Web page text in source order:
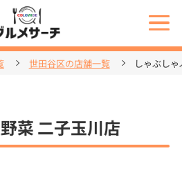
世田谷区の店舗一覧 しゃぶし
菜 二子玉川店